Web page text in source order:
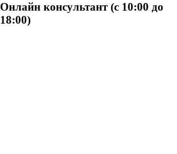
Онлайн консультант (с 10:00 до
18:00)